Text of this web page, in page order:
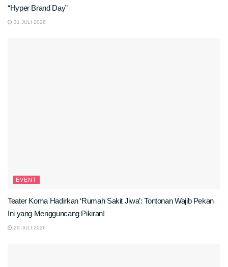
“Hyper Brand Day”
31 JULI 2026
EVENT
Teater Koma Hadirkan ‘Rumah Sakit Jiwa’: Tontonan Wajib Pekan
Ini yang Mengguncang Pikiran!
29 JULI 2026